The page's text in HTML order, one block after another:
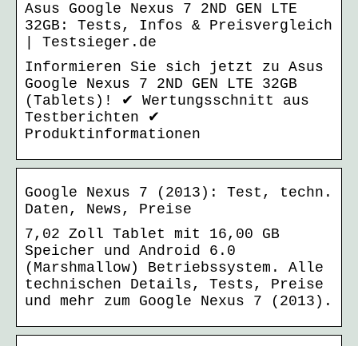
Asus Google Nexus 7 2ND GEN LTE
32GB: Tests, Infos & Preisvergleich
| Testsieger.de
Informieren Sie sich jetzt zu Asus
Google Nexus 7 2ND GEN LTE 32GB
(Tablets)! ✔ Wertungsschnitt aus
Testberichten ✔
Produktinformationen
Google Nexus 7 (2013): Test, techn.
Daten, News, Preise
7,02 Zoll Tablet mit 16,00 GB
Speicher und Android 6.0
(Marshmallow) Betriebssystem. Alle
technischen Details, Tests, Preise
und mehr zum Google Nexus 7 (2013).